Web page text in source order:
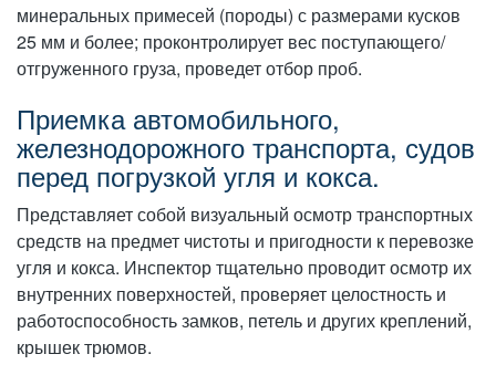
минеральных примесей (породы) с размерами кусков
25 мм и более; проконтролирует вес поступающего/
отгруженного груза, проведет отбор проб.
Приемка автомобильного,
железнодорожного транспорта, судов
перед погрузкой угля и кокса.
Представляет собой визуальный осмотр транспортных
средств на предмет чистоты и пригодности к перевозке
угля и кокса. Инспектор тщательно проводит осмотр их
внутренних поверхностей, проверяет целостность и
работоспособность замков, петель и других креплений,
крышек трюмов.